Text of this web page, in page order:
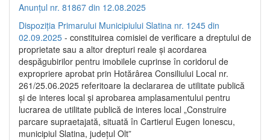
Anunțul nr. 81867 din 12.08.2025
Dispoziția Primarului Municipiului Slatina nr. 1245 din
02.09.2025 - constituirea comisiei de verificare a dreptului de
proprietate sau a altor drepturi reale și acordarea
despăgubirilor pentru imobilele cuprinse în coridorul de
expropriere aprobat prin Hotărârea Consiliului Local nr.
261/25.06.2025 referitoare la declararea de utilitate publică
și de interes local și aprobarea amplasamentului pentru
lucrarea de utilitate publică de interes local „Construire
parcare supraetajată, situată în Cartierul Eugen Ionescu,
municipiul Slatina, județul Olt”